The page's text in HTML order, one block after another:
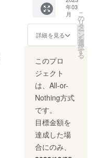
にメッ
シュポ
ケット
を備え
収納力
ケット
た小物
がバッ
グに彩
りをプ
持ち運
びに便
利な
パッカ
ブル仕
・寄附
受領証
明書
（領収
め、
「苗字
と名前
（例：
田中太
郎）」
備考欄
にご記
入をお
願いし
ナー、
久保田
光明氏
による
「二上
山」を
モチー
フにし
たデザ
インが
プリン
ト。 リ
エステ
ル リッ
プス
トップ
パッカ
載しま
す。 ※
支援
時、必
ず備考
欄にご
希望の
お名前
（文
字）を
ご記入
くださ
間：
2023年
3月〜
2028年
3月（5
年03
月
詳細を見る
こ
の
リ
タ
ー
ン
を
選
択
す
る
このプロ
ジェクト
は、All-or-
Nothing方式
です。
目標金額を
達成した場
合にのみ、